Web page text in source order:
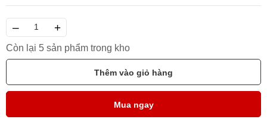
– +
Còn lại 5 sản phẩm trong kho
Thêm vào giỏ hàng
Mua ngay